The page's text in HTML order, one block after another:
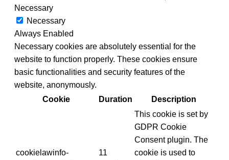
Necessary
Necessary
Always Enabled
Necessary cookies are absolutely essential for the
website to function properly. These cookies ensure
basic functionalities and security features of the
website, anonymously.
Cookie
Duration Description
cookielawinfo-
11
This cookie is set by
GDPR Cookie
Consent plugin. The
cookie is used to